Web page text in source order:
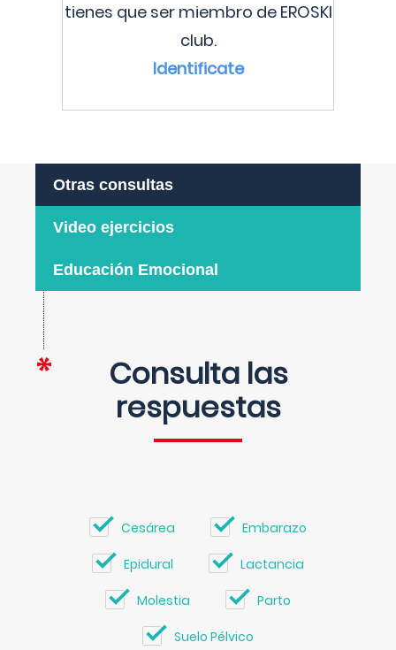
tienes que ser miembro de EROSKI
club.
Identificate
Otras consultas
Video ejercicios
Educación Emocional
Consulta las
respuestas
Cesárea Embarazo
Epidural Lactancia
Molestia Parto
Suelo Pélvico